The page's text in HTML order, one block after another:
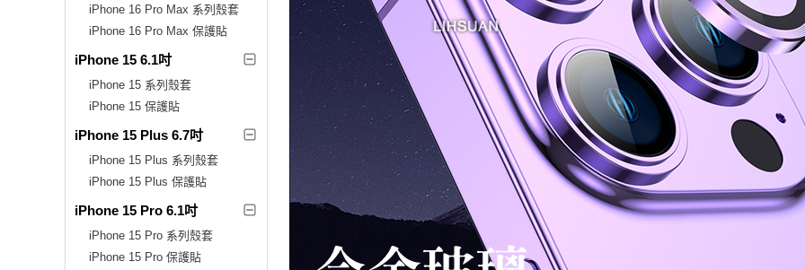
iPhone 16 Pro Max 系列殼套
iPhone 16 Pro Max 保護貼
iPhone 15 6.1吋
iPhone 15 系列殼套
iPhone 15 保護貼
iPhone 15 Plus 6.7吋
iPhone 15 Plus 系列殼套
iPhone 15 Plus 保護貼
iPhone 15 Pro 6.1吋
iPhone 15 Pro 系列殼套
iPhone 15 Pro 保護貼